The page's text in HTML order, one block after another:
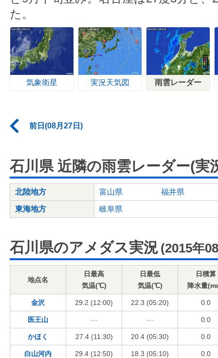
た。
気象衛星 実況天気図 雨雲レーダー
前日(08月27日)
石川県 近隣の雨雲レーダー(実
北陸地方 富山県 福井県
東海地方 岐阜県
石川県のアメダス実況 (2015年
地点名
日最高
気温(℃)
日最低
気温(℃)
日積算
降水量
金沢 29.2 (12:00) 22.3 (05:20) 0.0
医王山 --- --- 0.0
かほく 27.4 (11:30) 20.4 (05:30) 0.0
白山河内 29.4 (12:50) 18.3 (05:10) 0.0